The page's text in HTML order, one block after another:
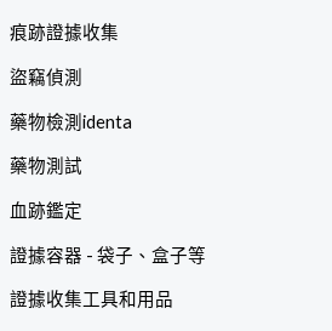
痕跡證據收集
盜竊偵測
藥物檢測identa
藥物測試
血跡鑑定
證據容器 - 袋子、盒子等
證據收集工具和用品